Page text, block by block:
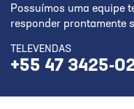
Possuímos uma equipe
responder prontamente
TELEVENDAS
+55 47 3425-